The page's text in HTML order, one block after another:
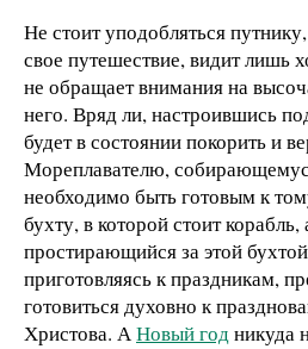
Не стоит уподобляться
свое путешествие, видит лишь
не обращает внимания на
него. Вряд ли, настроившись
будет в состоянии покорить и
Мореплавателю,
необходимо быть готовым к
бухту, в которой стоит корабль,
простирающийся за этой
приготовляясь к праздникам,
готовиться духовно к
Христова. АНовый годникуда